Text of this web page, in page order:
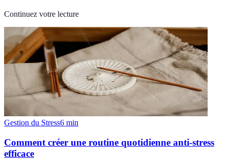
Continuez votre lecture
Gestion du Stress6 min
Comment créer une routine quotidienne anti-stress
efficace